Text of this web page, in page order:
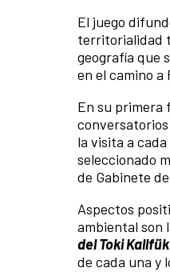
El juego
territorialidad
geografía que
en el camino a
En su primera
la visita a
seleccionado
de Gabinete
Aspectos
ambiental son
del Toki
de cada una y